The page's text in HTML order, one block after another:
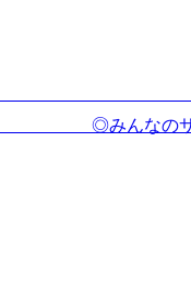
報ｻﾝﾌﾟﾙ!! 《
ーチ ◎みん